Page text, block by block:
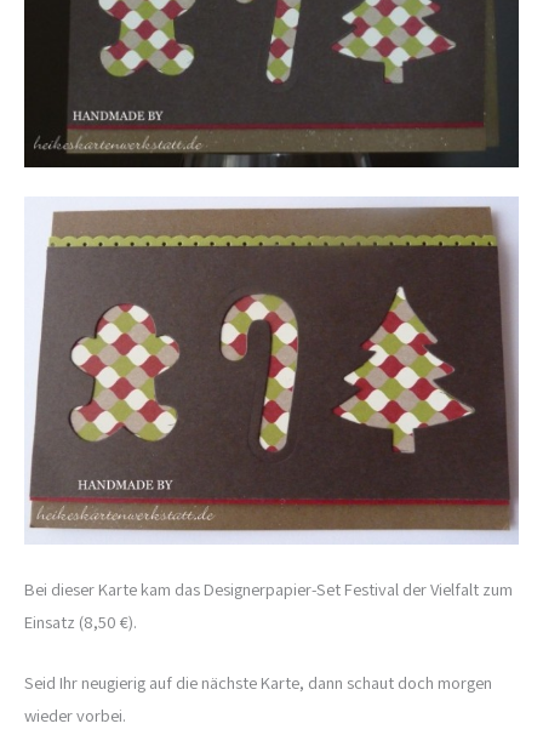
Bei dieser Karte kam das Designerpapier-Set Festival der Vielfalt zum
Einsatz (8,50 €).
Seid Ihr neugierig auf die nächste Karte, dann schaut doch morgen
wieder vorbei.